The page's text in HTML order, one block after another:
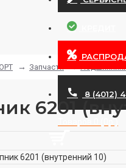
8 (4012)
Запчасти
6201